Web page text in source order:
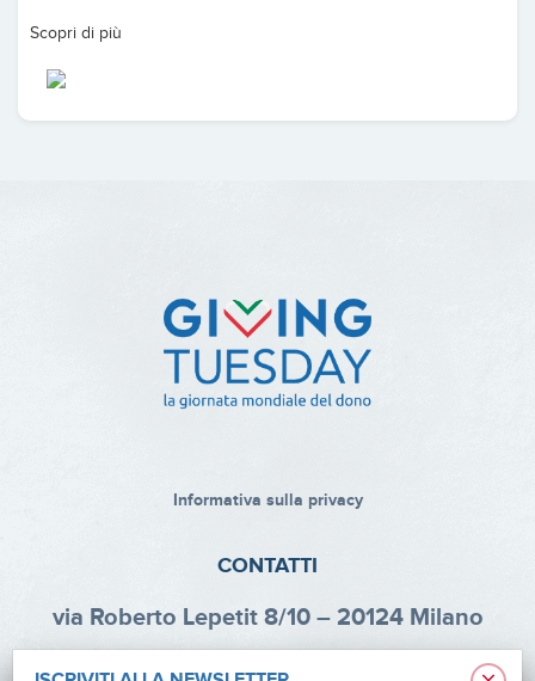
Scopri di più
Informativa sulla privacy
CONTATTI
via Roberto Lepetit 8/10 – 20124 Milano